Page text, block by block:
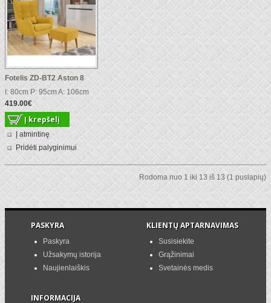
Fotelis ZD-BT2 Aston 8
I: 80cm P: 95cm A: 106cm
419.00€
Į atmintinę
Pridėti palyginimui
Rodoma nuo 1 iki 13 iš 13 (1 puslapių)
PASKYRA
Paskyra
Užsakymų istorija
Naujienlaiškis
KLIENTŲ APTARNAVIMAS
Susisiekite
Grąžinimai
Svetainės medis
INFORMACIJA